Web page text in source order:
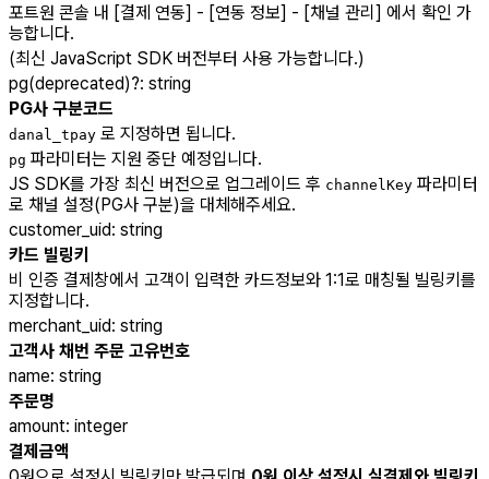
포트원 콘솔 내 [결제 연동] - [연동 정보] - [채널 관리] 에서 확인 가
능합니다.
(최신 JavaScript SDK 버전부터 사용 가능합니다.)
pg(deprecated)?: string
PG사 구분코드
danal_tpay 로 지정하면 됩니다.
pg 파라미터는 지원 중단 예정입니다.
JS SDK를 가장 최신 버전으로 업그레이드 후 channelKey 파라미터
로 채널 설정(PG사 구분)을 대체해주세요.
customer_uid: string
카드 빌링키
비 인증 결제창에서 고객이 입력한 카드정보와 1:1로 매칭될 빌링키를
지정합니다.
merchant_uid: string
고객사 채번 주문 고유번호
name: string
주문명
amount: integer
결제금액